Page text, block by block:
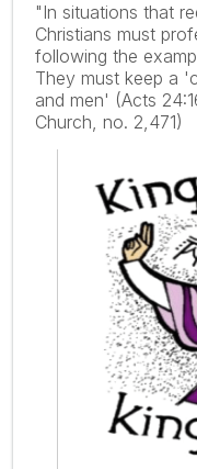
"In situations that
Christians must
following the
They must keep a
and men' (Acts
Church, no. 2,471)